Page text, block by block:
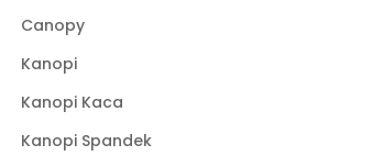
Canopy
Kanopi
Kanopi Kaca
Kanopi Spandek